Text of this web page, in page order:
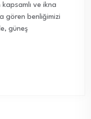
ve ikna
gören benliğimizi
güneş